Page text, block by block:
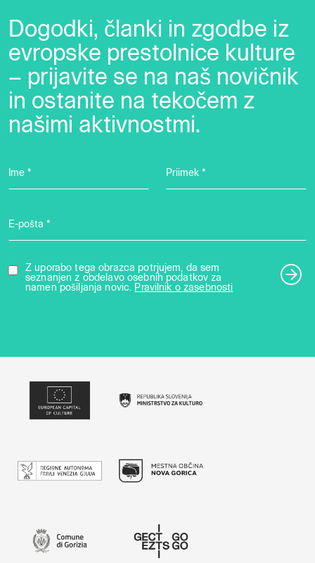
Dogodki, članki in zgodbe iz
evropske prestolnice kulture
– prijavite se na naš novičnik
in ostanite na tekočem z
našimi aktivnostmi.
Ime * Priimek *
E-pošta *
Z uporabo tega obrazca potrjujem, da sem
seznanjen z obdelavo osebnih podatkov za
namen pošiljanja novic. Pravilnik o zasebnosti